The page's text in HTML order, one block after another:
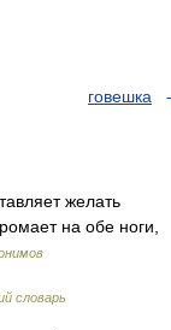
говешка
желать
на обе ноги,
словарь